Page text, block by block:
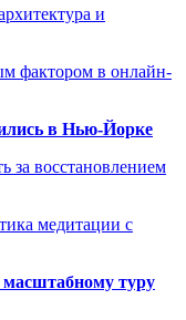
и
фактором в онлайн-
в Нью-Йорке
за восстановлением
медитации с
масштабному туру